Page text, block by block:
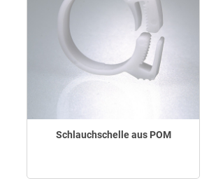
Schlauchschelle aus POM